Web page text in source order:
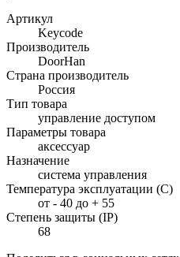
Артикул
Keycode
Производитель
DoorHan
Страна производитель
Россия
Тип товара
управление доступом
Параметры товара
аксессуар
Назначение
система управления
Температура эксплуатации (С)
от - 40 до + 55
Степень защиты (IP)
68